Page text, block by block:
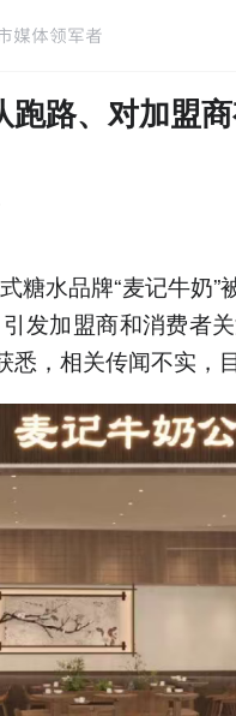
跑路、对加盟
糖水品牌“麦记牛奶”
发加盟商和消费者
悉，相关传闻不实，